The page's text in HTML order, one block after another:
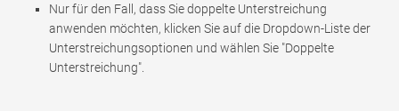
Nur für den Fall, dass Sie doppelte Unterstreichung
anwenden möchten, klicken Sie auf die Dropdown-Liste der
Unterstreichungsoptionen und wählen Sie "Doppelte
Unterstreichung".